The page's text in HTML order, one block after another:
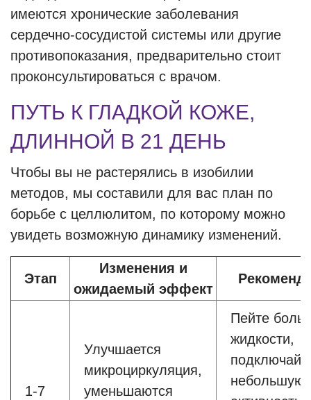
имеются хронические заболевания
сердечно-сосудистой системы или другие
противопоказания, предварительно стоит
проконсультироваться с врачом.
ПУТЬ К ГЛАДКОЙ КОЖЕ,
ДЛИННОЙ В 21 ДЕНЬ
Чтобы вы не растерялись в изобилии
методов, мы составили для вас план по
борьбе с целлюлитом, по которому можно
увидеть возможную динамику изменений.
Этап
Изменения и
ожидаемый эффект
1-7
Улучшается
микроциркуляция,
уменьшаются
Пейте
жидкости,
небольшую